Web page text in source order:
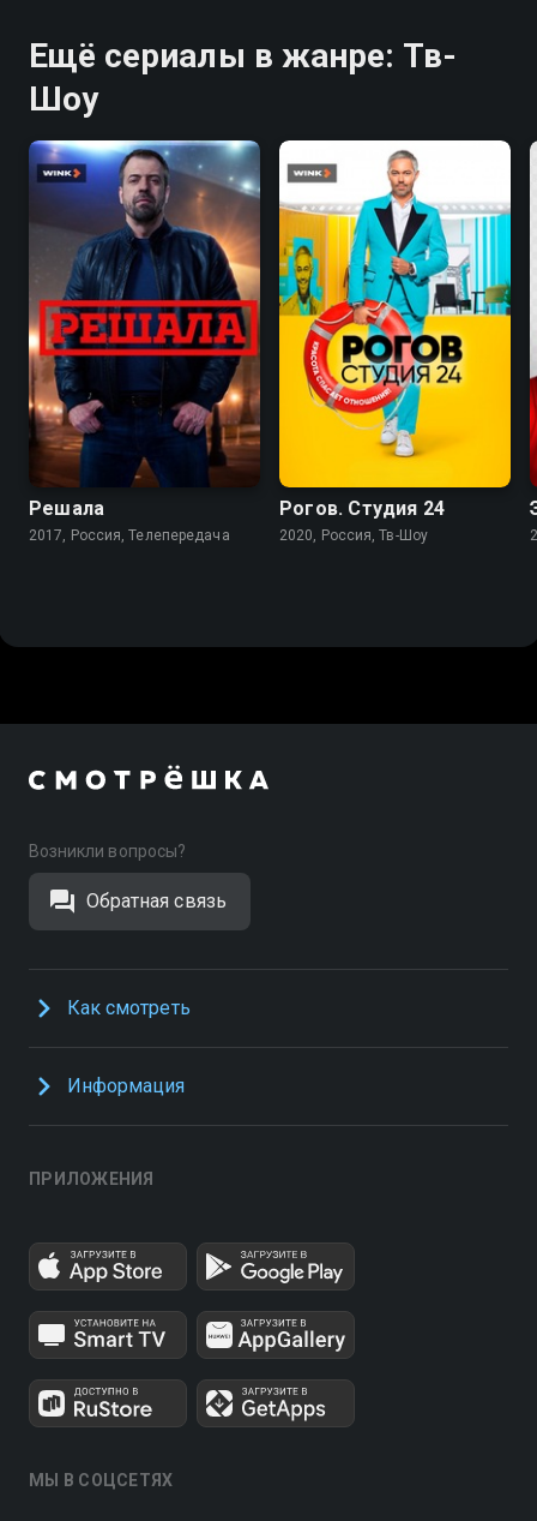
Ещё сериалы в жанре: Тв-
Шоу
7.5
Решала
2017, Россия, Телепередача
Рогов. Студия 24
2020, Россия, Тв-Шоу
Возникли вопросы?
Обратная связь
Как смотреть
Информация
ПРИЛОЖЕНИЯ
МЫ В СОЦСЕТЯХ